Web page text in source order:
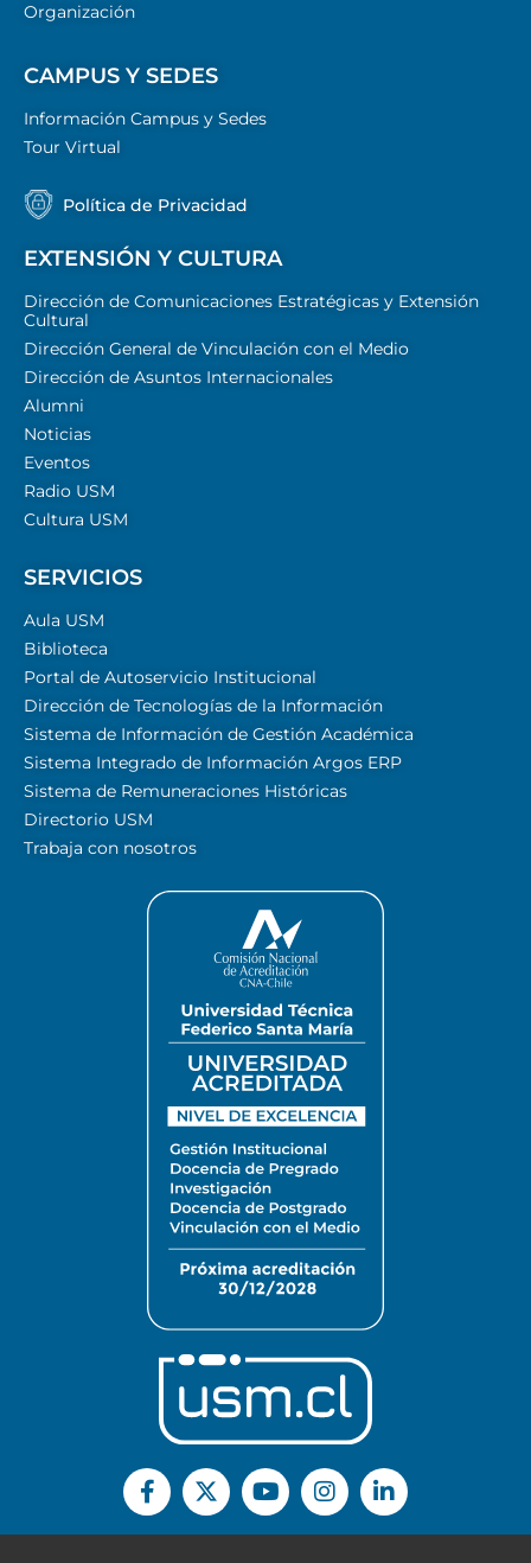
Organización
CAMPUS Y SEDES
Información Campus y Sedes
Tour Virtual
Política de Privacidad
EXTENSIÓN Y CULTURA
Dirección de Comunicaciones Estratégicas y Extensión
Cultural
Dirección General de Vinculación con el Medio
Dirección de Asuntos Internacionales
Alumni
Noticias
Eventos
Radio USM
Cultura USM
SERVICIOS
Aula USM
Biblioteca
Portal de Autoservicio Institucional
Dirección de Tecnologías de la Información
Sistema de Información de Gestión Académica
Sistema Integrado de Información Argos ERP
Sistema de Remuneraciones Históricas
Directorio USM
Trabaja con nosotros